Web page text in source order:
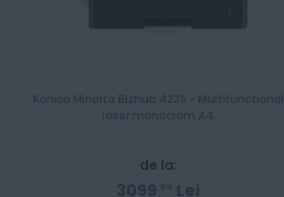
Konica Minolta Bizhub 4221i - Multifunctional
laser monocrom A4
de la:
3099 00 Lei